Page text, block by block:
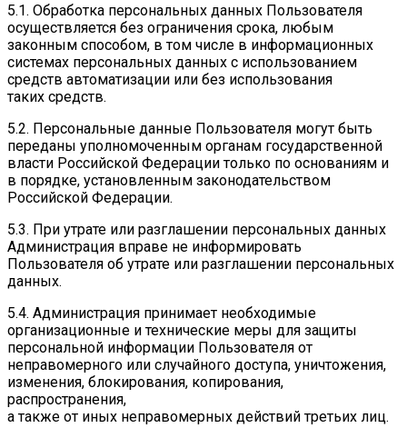
5.1. Обработка персональных данных Пользователя
осуществляется без ограничения срока, любым
законным способом, в том числе в информационных
системах персональных данных с использованием
средств автоматизации или без использования
таких средств.
5.2. Персональные данные Пользователя могут быть
переданы уполномоченным органам государственной
власти Российской Федерации только по основаниям и
в порядке, установленным законодательством
Российской Федерации.
5.3. При утрате или разглашении персональных данных
Администрация вправе не информировать
Пользователя об утрате или разглашении персональных
данных.
5.4. Администрация принимает необходимые
организационные и технические меры для защиты
персональной информации Пользователя от
неправомерного или случайного доступа, уничтожения,
изменения, блокирования, копирования,
распространения,
а также от иных неправомерных действий третьих лиц.